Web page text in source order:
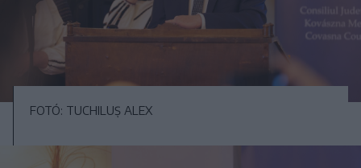
FOTÓ: TUCHILUȘ ALEX